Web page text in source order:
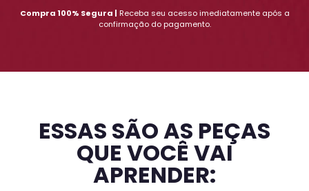
Compra 100% Segura | Receba seu acesso imediatamente após a
confirmação do pagamento.
ESSAS SÃO AS PEÇAS
QUE VOCÊ VAI
APRENDER: